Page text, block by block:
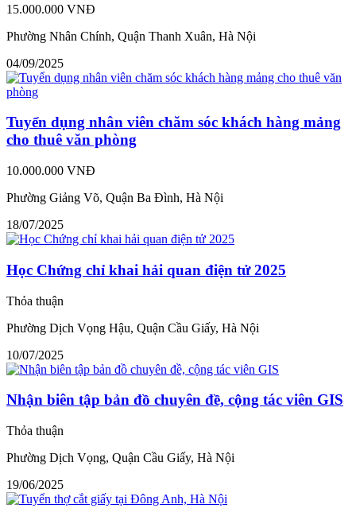
15.000.000 VNĐ
Phường Nhân Chính, Quận Thanh Xuân, Hà Nội
04/09/2025
Tuyển dụng nhân viên chăm sóc khách hàng mảng
cho thuê văn phòng
10.000.000 VNĐ
Phường Giảng Võ, Quận Ba Đình, Hà Nội
18/07/2025
Học Chứng chỉ khai hải quan điện tử 2025
Thỏa thuận
Phường Dịch Vọng Hậu, Quận Cầu Giấy, Hà Nội
10/07/2025
Nhận biên tập bản đồ chuyên đề, cộng tác viên GIS
Thỏa thuận
Phường Dịch Vọng, Quận Cầu Giấy, Hà Nội
19/06/2025